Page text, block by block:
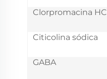
Clorpromacina HCl
Citicolina sódica
GABA